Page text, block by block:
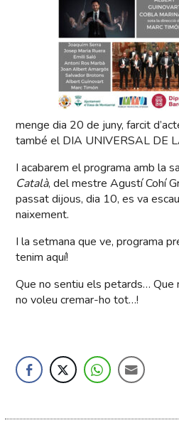
menge dia 20 de juny, farcit
també el DIA UNIVERSAL DE
I acabarem el programa amb la
Català, del mestre Agustí Cohí
passat dijous, dia 10, es va
naixement.
I la setmana que ve, programa
tenim aquí!
Que no sentiu els petards… Que
no voleu cremar-ho tot…!